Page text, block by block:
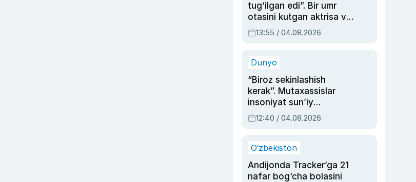
tug‘ilgan edi”. Bir umr
otasini kutgan aktrisa va
dublyaj ustasi Rimma
Ahmedovaning
13:55 / 04.08.2026
Dunyo
“Biroz sekinlashish
kerak”. Mutaxassislar
insoniyat sun’iy
intellektni boshqara
olmay qolishidan xavotir
12:40 / 04.08.2026
O‘zbekiston
Andijonda Tracker’ga 21
nafar bog‘cha bolasini